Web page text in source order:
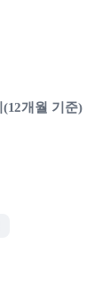
(12개월 기준)